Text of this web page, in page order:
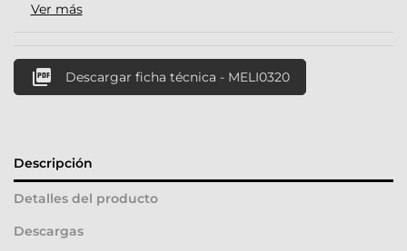
Ver más
 Descargar ficha técnica - MELI0320
Descripción
Detalles del producto
Descargas